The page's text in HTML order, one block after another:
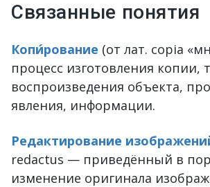
Связанные понятия
Копи́рование (от лат. copia
процесс изготовления копии,
воспроизведения объекта,
явления, информации.
Редактирование
redactus — приведённый в
изменение оригинала